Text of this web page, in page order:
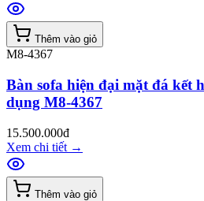
Thêm vào giỏ
M8-4367
Bàn sofa hiện đại mặt đá kết
dụng M8-4367
15.500.000đ
Xem chi tiết →
Thêm vào giỏ